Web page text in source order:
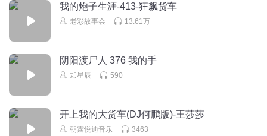
我的炮子生涯-413-狂飙货车
老彩故事会 13.61万
阴阳渡尸人 376 我的手
却星辰 590
开上我的大货车(DJ何鹏版)-王莎莎
朝霆悦迪音乐 3463